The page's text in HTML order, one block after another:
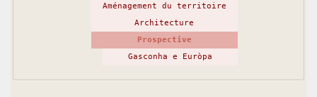
Aménagement du territoire
Architecture
Prospective
Gasconha e Euròpa